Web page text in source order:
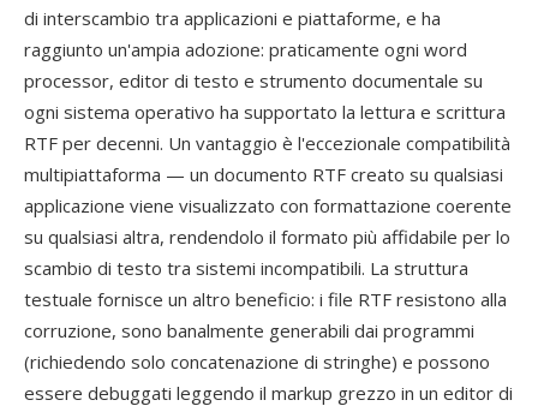
di interscambio tra applicazioni e piattaforme, e ha
raggiunto un'ampia adozione: praticamente ogni word
processor, editor di testo e strumento documentale su
ogni sistema operativo ha supportato la lettura e scrittura
RTF per decenni. Un vantaggio è l'eccezionale compatibilità
multipiattaforma — un documento RTF creato su qualsiasi
applicazione viene visualizzato con formattazione coerente
su qualsiasi altra, rendendolo il formato più affidabile per lo
scambio di testo tra sistemi incompatibili. La struttura
testuale fornisce un altro beneficio: i file RTF resistono alla
corruzione, sono banalmente generabili dai programmi
(richiedendo solo concatenazione di stringhe) e possono
essere debuggati leggendo il markup grezzo in un editor di